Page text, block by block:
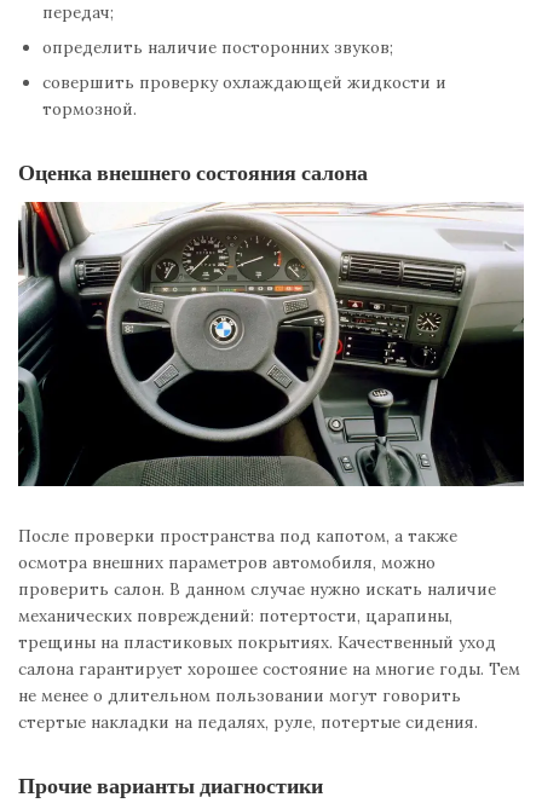
передач;
определить наличие посторонних звуков;
совершить проверку охлаждающей жидкости и
тормозной.
Оценка внешнего состояния салона
После проверки пространства под капотом, а также
осмотра внешних параметров автомобиля, можно
проверить салон. В данном случае нужно искать наличие
механических повреждений: потертости, царапины,
трещины на пластиковых покрытиях. Качественный уход
салона гарантирует хорошее состояние на многие годы. Тем
не менее о длительном пользовании могут говорить
стертые накладки на педалях, руле, потертые сидения.
Прочие варианты диагностики